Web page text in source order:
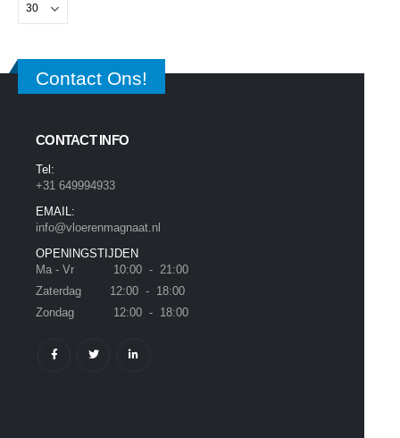
Contact Ons!
CONTACT INFO
Tel:
+31 649994933
EMAIL:
info@vloerenmagnaat.nl
OPENINGSTIJDEN
Ma - Vr 10:00 - 21:00
Zaterdag 12:00 - 18:00
Zondag 12:00 - 18:00